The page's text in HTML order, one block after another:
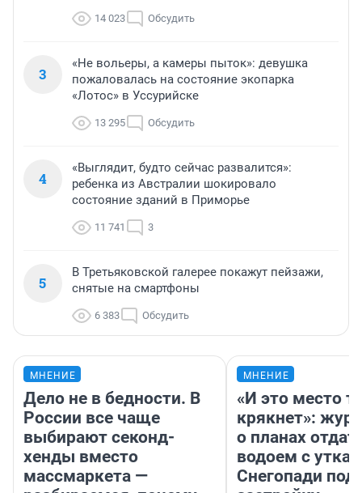
14 023 Обсудить
3
«Не вольеры, а камеры пыток»: девушка
пожаловалась на состояние экопарка
«Лотос» в Уссурийске
13 295 Обсудить
4
«Выглядит, будто сейчас развалится»:
ребенка из Австралии шокировало
состояние зданий в Приморье
11 741 3
5
В Третьяковской галерее покажут пейзажи,
снятые на смартфоны
6 383 Обсудить
МНЕНИЕ
Дело не в бедности. В
России все чаще
выбирают секонд-
хенды вместо
массмаркета —
МНЕНИЕ
«И это место
крякнет»:
о планах
водоем с
Снегопади под